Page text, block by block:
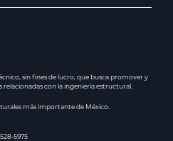
sin fines de lucro, que busca promover y
con la ingeniería estructural.
más importante de México.
5975